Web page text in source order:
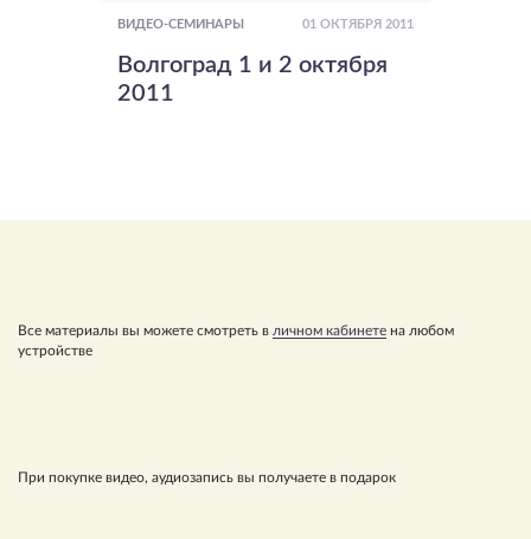
ВИДЕО-СЕМИНАРЫ 01 ОКТЯБРЯ 2011
Волгоград 1 и 2 октября
2011
Все материалы вы можете смотреть в личном кабинете на любом
устройстве
При покупке видео, аудиозапись вы получаете в подарок